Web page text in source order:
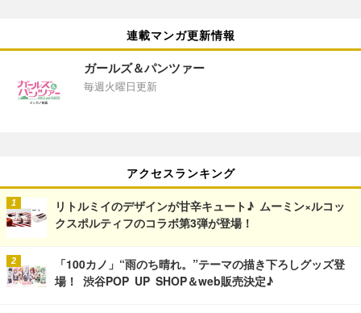
連載マンガ更新情報
ガールズ＆パンツァー
毎週火曜日更新
アクセスランキング
リトルミイのデザインが甘辛キュート♪ ムーミン×ルコッ
クスポルティフのコラボ第3弾が登場！
「100カノ」“雨のち晴れ。”テーマの描き下ろしグッズ登
場！ 渋谷POP UP SHOP＆web販売決定♪